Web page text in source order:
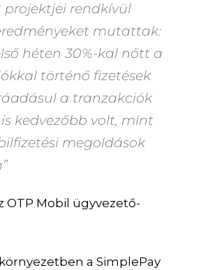
projektjei rendkívül
mutattak:
héten30%-kal nőtt a
történő fizetések
a tranzakciók
kedvezőbb volt, mint
megoldások
OTP Mobil ügyvezető-
a SimplePay